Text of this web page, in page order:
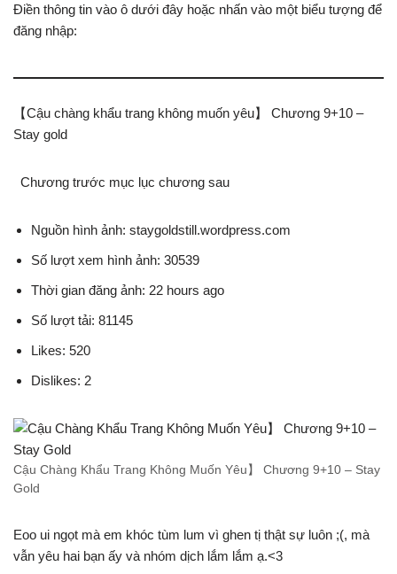
Điền thông tin vào ô dưới đây hoặc nhấn vào một biểu tượng để
đăng nhập:
【Cậu chàng khẩu trang không muốn yêu】 Chương 9+10 –
Stay gold
Chương trước mục lục chương sau
Nguồn hình ảnh: staygoldstill.wordpress.com
Số lượt xem hình ảnh: 30539
Thời gian đăng ảnh: 22 hours ago
Số lượt tải: 81145
Likes: 520
Dislikes: 2
Cậu Chàng Khẩu Trang Không Muốn Yêu】 Chương 9+10 – Stay
Gold
Eoo ui ngọt mà em khóc tùm lum vì ghen tị thật sự luôn ;(, mà
vẫn yêu hai bạn ấy và nhóm dịch lắm lắm ạ.<3